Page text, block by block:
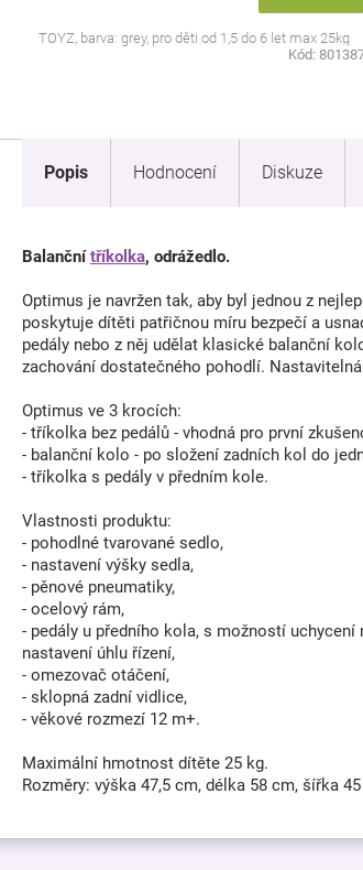
TOYZ, barva: grey, pro děti od 1,5 do 6 let max 25kg
Kód:
Popis Hodnocení Diskuze
Balančnítříkolka, odrážedlo.
Optimus je navržen tak, aby byl jednou z
poskytuje dítěti patřičnou míru bezpečí a
pedály nebo z něj udělat klasické balanční
zachování dostatečného pohodlí.
Optimus ve 3 krocích:
- tříkolka bez pedálů - vhodná pro první
- balanční kolo - po složení zadních kol do
- tříkolka s pedály v předním kole.
Vlastnosti produktu:
- pohodlné tvarované sedlo,
- nastavení výšky sedla,
- pěnové pneumatiky,
- ocelový rám,
- pedály u předního kola, s možností
nastavení úhlu řízení,
- omezovač otáčení,
- sklopná zadní vidlice,
- věkové rozmezí 12 m+.
Maximální hmotnost dítěte 25 kg.
Rozměry: výška 47,5 cm, délka 58 cm, šířka
Z